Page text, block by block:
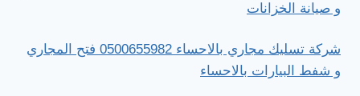
و صيانة الخزانات
شركة تسليك مجاري بالاحساء 0500655982 فتح المجاري
و شفط البيارات بالاحساء